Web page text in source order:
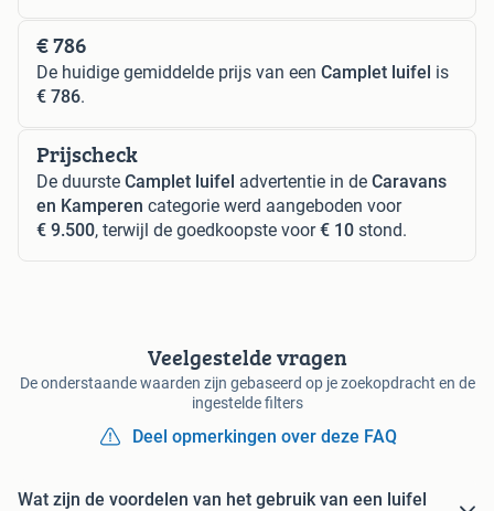
€ 786
De huidige gemiddelde prijs van een Camplet luifel is
€ 786.
Prijscheck
De duurste Camplet luifel advertentie in de Caravans
en Kamperen categorie werd aangeboden voor
€ 9.500, terwijl de goedkoopste voor€ 10 stond.
Veelgestelde vragen
De onderstaande waarden zijn gebaseerd op je zoekopdracht en de
ingestelde filters
Deel opmerkingen over deze FAQ
Wat zijn de voordelen van het gebruik van een luifel